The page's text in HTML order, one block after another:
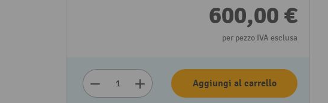
600,00 €
per pezzo IVA esclusa
Aggiungi al carrello